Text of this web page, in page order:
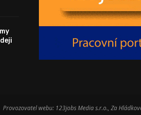
Provozovatel webu: 123jobs Media s.r.o., Za